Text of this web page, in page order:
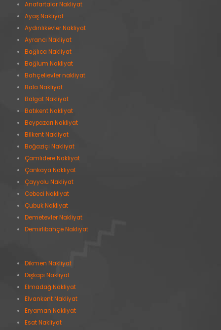
Anafartalar Nakliyat
Ayaş Nakliyat
Aydınlıkevler Nakliyat
Ayrancı Nakliyat
Bağlıca Nakliyat
Bağlum Nakliyat
Bahçelievler nakliyat
Bala Nakliyat
Balgat Nakliyat
Batıkent Nakliyat
Beypazarı Nakliyat
Bilkent Nakliyat
Boğaziçi Nakliyat
Çamlıdere Nakliyat
Çankaya Nakliyat
Çayyolu Nakliyat
Cebeci Nakliyat
Çubuk Nakliyat
Demetevler Nakliyat
Demirlibahçe Nakliyat
Dikmen Nakliyat
Dışkapı Nakliyat
Elmadağ Nakliyat
Elvankent Nakliyat
Eryaman Nakliyat
Esat Nakliyat